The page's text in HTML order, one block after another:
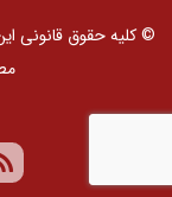
© کلیه حقوق قانونی